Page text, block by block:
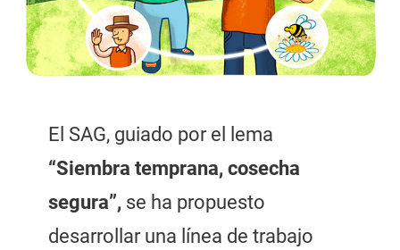
El SAG, guiado por el lema
“Siembra temprana, cosecha
segura”, se ha propuesto
desarrollar una línea de trabajo